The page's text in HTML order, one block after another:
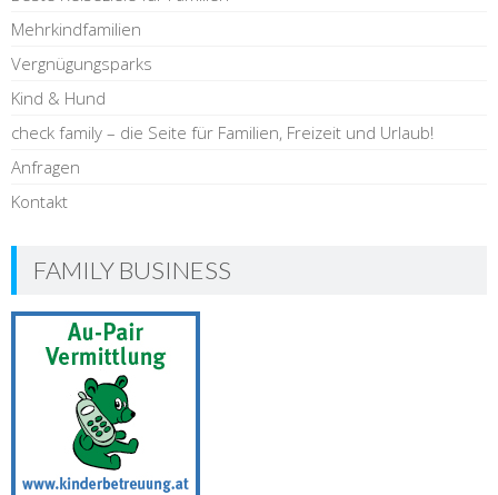
Mehrkindfamilien
Vergnügungsparks
Kind & Hund
check family – die Seite für Familien, Freizeit und Urlaub!
Anfragen
Kontakt
FAMILY BUSINESS